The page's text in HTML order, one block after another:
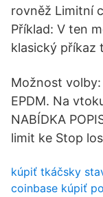
rovněž Limitní
Příklad: V ten
klasický příkaz
Možnost
EPDM. Na
NABÍDKA
limit ke Stop
kúpiť tkáčsky
coinbase kúpiť